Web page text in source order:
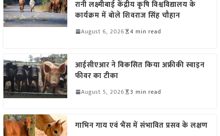
रानी लक्ष्मीबाई केंद्रीय कृषि विश्वविद्यालय के
कार्यक्रम में बोले शिवराज सिंह चौहान
August 6, 2026 4 min read
आईसीएआर ने विकसित किया अफ्रीकी स्वाइन
फीवर का टीका
August 5, 2026 3 min read
गाभिन गाय एवं भैंस में संभावित प्रसव के लक्षण